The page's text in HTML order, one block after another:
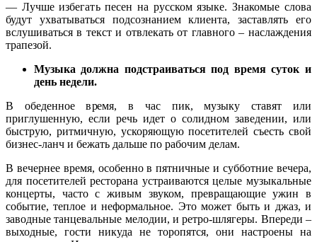
— Лучше избегать песен на русском языке. Знакомые слова
будут ухватываться подсознанием клиента, заставлять его
вслушиваться в текст и отвлекать от главного – наслаждения
трапезой.
Музыка должна подстраиваться под время суток и
день недели.
В обеденное время, в час пик, музыку ставят или
приглушенную, если речь идет о солидном заведении, или
быструю, ритмичную, ускоряющую посетителей съесть свой
бизнес-ланч и бежать дальше по рабочим делам.
В вечернее время, особенно в пятничные и субботние вечера,
для посетителей ресторана устраиваются целые музыкальные
концерты, часто с живым звуком, превращающие ужин в
событие, теплое и неформальное. Это может быть и джаз, и
заводные танцевальные мелодии, и ретро-шлягеры. Впереди –
выходные, гости никуда не торопятся, они настроены на